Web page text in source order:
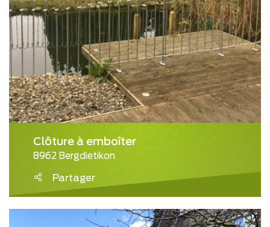
Clôture à emboîter
8962 Bergdietikon
Partager